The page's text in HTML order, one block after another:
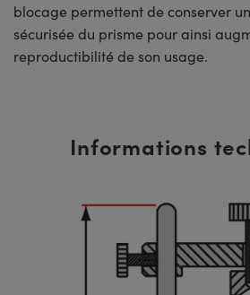
blocage permettent de conserver
sécurisée du prisme pour ainsi
reproductibilité de son usage.
Informations